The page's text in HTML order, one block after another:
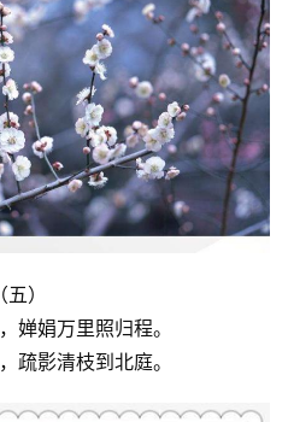
（五）
婵娟万里照归程。
疏影清枝到北庭。